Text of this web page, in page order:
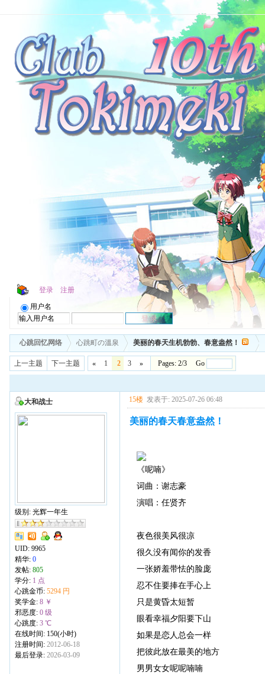
登录 注册
用户名
心跳回忆网络 心跳町の溫泉 美丽的春天生机勃勃、春意盎然！
上一主题 下一主题 « 1 2 3 » Pages: 2/3 Go
大和战士
级别: 光辉一年生
UID: 9965
精华: 0
发帖: 805
学分: 1 点
心跳金币: 5294 円
奖学金: 8 ￥
邪恶度: 0 级
心跳度: 3 ℃
在线时间: 150(小时)
注册时间: 2012-06-18
最后登录: 2026-03-09
15楼 发表于: 2025-07-26 06:48
美丽的春天春意盎然！
《呢喃》
词曲：谢志豪
演唱：任贤齐
夜色很美风很凉
很久没有闻你的发香
一张娇羞带怯的脸庞
忍不住要捧在手心上
只是黄昏太短暂
眼看幸福夕阳要下山
如果是恋人总会一样
把彼此放在最美的地方
男男女女呢呢喃喃